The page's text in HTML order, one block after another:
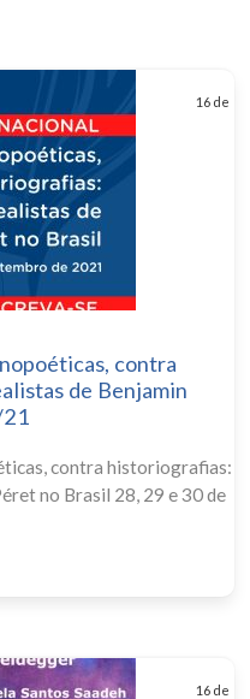
16 de
contra
de Benjamin
contra historiografias:
no Brasil 28, 29 e 30 de
16 de